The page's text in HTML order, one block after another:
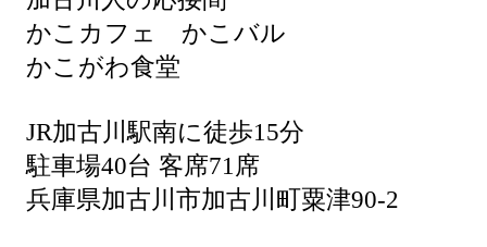
かこカフェ かこバル
かこがわ食堂
JR加古川駅南に徒歩15分
駐車場40台 客席71席
兵庫県加古川市加古川町粟津90-2